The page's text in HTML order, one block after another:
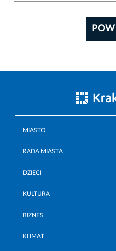
MIASTO
RADA MIASTA
DZIECI
KULTURA
BIZNES
KLIMAT